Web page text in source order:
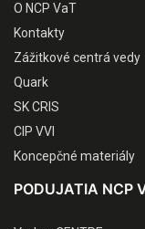
O NCP VaT
Kontakty
Zážitkové centrá vedy
Quark
SK CRIS
CIP VVI
Koncepčné materiály
PODUJATIA NCP